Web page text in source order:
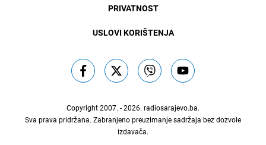
PRIVATNOST
USLOVI KORIŠTENJA
Copyright 2007. - 2026. radiosarajevo.ba.
Sva prava pridržana. Zabranjeno preuzimanje sadržaja bez dozvole
izdavača.